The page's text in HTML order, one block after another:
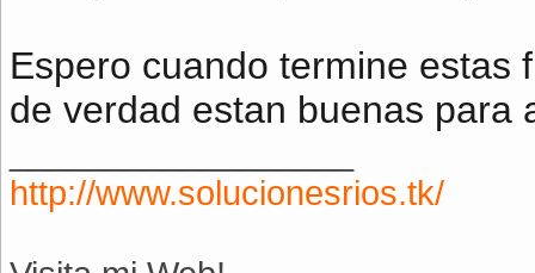
Espero cuando termine estas
de verdad estan buenas para
http://www.solucionesrios.tk/